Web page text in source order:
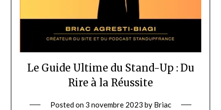
Le Guide Ultime du Stand-Up : Du
Rire à la Réussite
Posted on 3 novembre 2023 by Briac